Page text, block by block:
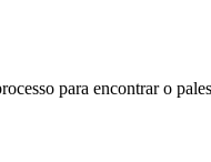
para encontrar o